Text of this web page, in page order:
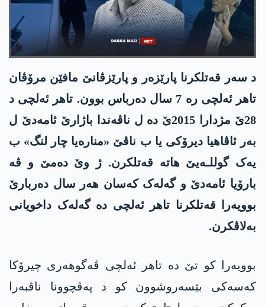
د سەر قەتلکرنا پارێزەر و پارێزڤانێ مافێن مرۆڤان
تاهر ئەلچی رە 7 سال دەرباس بوون. تاهر ئەلچی د
28ێ مژدارا 2015ێ دە ل ناڤەندا باژارێ ئامەدێ ل
بەر ئاڤاهیا دیرۆکی یا ب ناڤێ «منارەیا چار لنگ» ب
یەک گوللـەیێ هاتە قەتلکرن. ژ وێ دەمێ و ڤە
بارۆیا ئامەدێ و گەلەک کەسان هەر سال دەربارێ
بوویەرا قەتلکرنا تاهر ئەلچی دە گەلەک داخویانی
بەلاڤکرن.
بوویەرا کو تێ دە تاهر ئەلچی ڤەگوهەری چیرۆکا
کەسەکی بێسەروشوون کو د پەڤچوونا ناڤبەرا